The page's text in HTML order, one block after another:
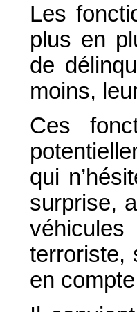
Les
plus en
de
moins,
Ces
qui
surprise,
véhicules
terroriste,
en